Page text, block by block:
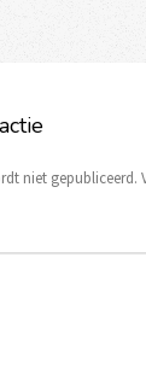
niet gepubliceerd.